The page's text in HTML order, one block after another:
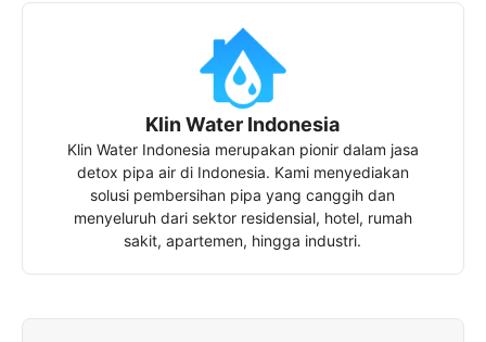
Klin Water Indonesia
Klin Water Indonesia merupakan pionir dalam jasa
detox pipa air di Indonesia. Kami menyediakan
solusi pembersihan pipa yang canggih dan
menyeluruh dari sektor residensial, hotel, rumah
sakit, apartemen, hingga industri.